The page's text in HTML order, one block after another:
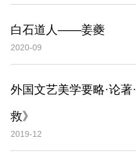
白石道人——姜夔
2020-09
外国文艺美学要略·论
救》
2019-12